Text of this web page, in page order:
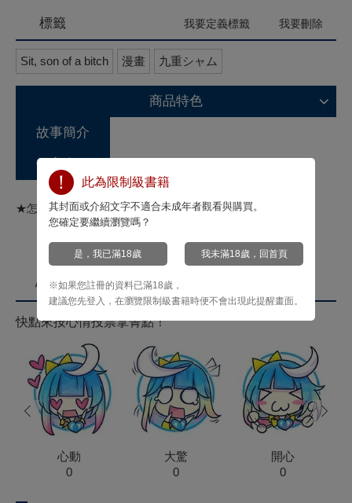
標籤 我要定義標籤 我要刪除
Sit, son of a bitch 漫畫 九重シャム
商品特色
故事簡介
作家介紹
★怎麼辦…？他不是我的菜，但是床技超棒…!!
心情投票
快點來按心情投票拿菁點！
心動
0
大驚
0
開心
0
prev next
此為限制級書籍
其封面或介紹文字不適合未成年者觀看與購買。
您確定要繼續瀏覽嗎？
是，我已滿18歲 我未滿18歲，回首頁
※如果您註冊的資料已滿18歲，
建議您先登入，在瀏覽限制級書籍時便不會出現此提醒畫面。